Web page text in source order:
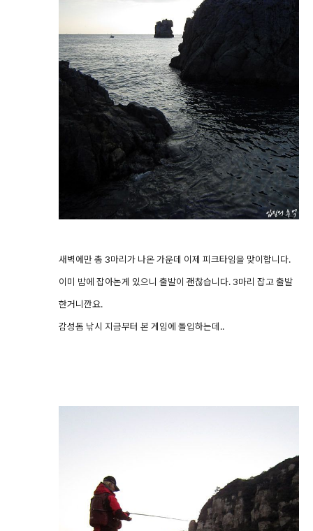
새벽에만 총 3마리가 나온 가운데 이제 피크타임을 맞이합니다.
이미 밤에 잡아논게 있으니 출발이 괜찮습니다. 3마리 잡고 출발
한거니깐요.
감성돔 낚시 지금부터 본 게임에 돌입하는데..